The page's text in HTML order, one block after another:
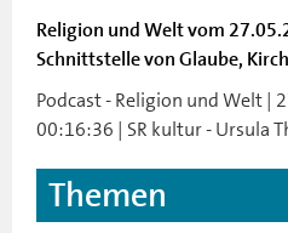
Religion und Welt vom
Schnittstelle von Glaube,
Podcast - Religion und Welt |
00:16:36 | SR kultur - Ursula
Themen